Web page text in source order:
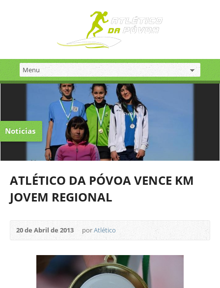
Noticias
ATLÉTICO DA PÓVOA VENCE KM
JOVEM REGIONAL
20 de Abril de 2013 porAtlético